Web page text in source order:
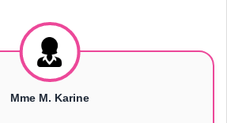
Mme M. Karine